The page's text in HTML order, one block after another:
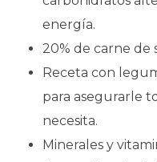
energía.
20% de carne de
Receta con
para asegurarle
necesita.
Minerales y